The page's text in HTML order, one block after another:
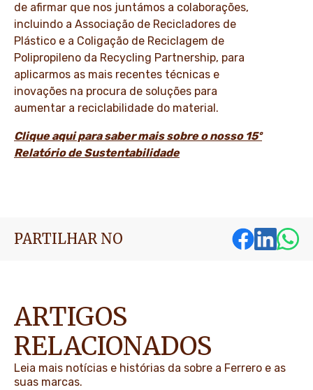
de afirmar que nos juntámos a colaborações,
incluindo a Associação de Recicladores de
Plástico e a Coligação de Reciclagem de
Polipropileno da Recycling Partnership, para
aplicarmos as mais recentes técnicas e
inovações na procura de soluções para
aumentar a reciclabilidade do material.
Clique aqui para saber mais sobre o nosso 15º
Relatório de Sustentabilidade
PARTILHAR NO
ARTIGOS
RELACIONADOS
Leia mais notícias e histórias da sobre a Ferrero e as
suas marcas.